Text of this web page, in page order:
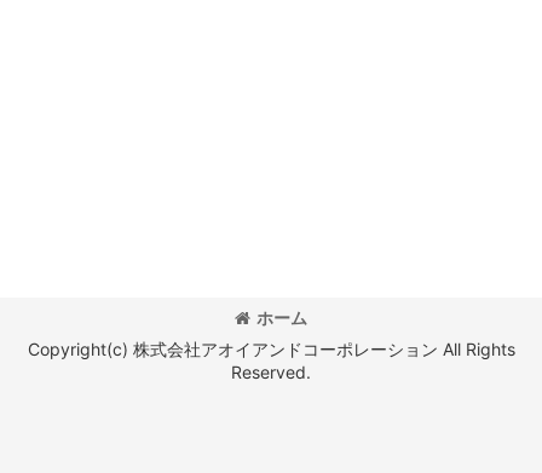
ホーム
Copyright(c) 株式会社アオイアンドコーポレーション All Rights
Reserved.